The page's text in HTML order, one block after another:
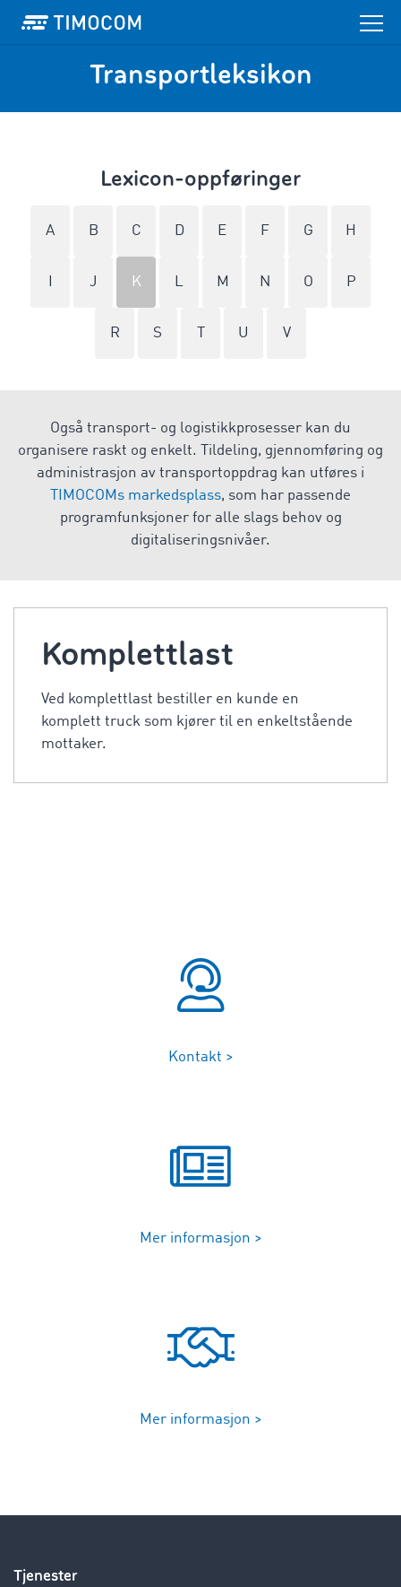
Transportleksikon
Lexicon-oppføringer
A B C D E F G H
J K L M N O P
R S U V
Også transport- og logistikkprosesser kan du
organisere raskt og enkelt. Tildeling, gjennomføring og
administrasjon av transportoppdrag kan utføres i
TIMOCOMs markedsplass, som har passende
programfunksjoner for alle slags behov og
digitaliseringsnivåer.
Komplettlast
Ved komplettlast bestiller en kunde en
komplett truck som kjører til en enkeltstående
mottaker.
Kontakt >
Mer informasjon >
Mer informasjon >
Tjenester